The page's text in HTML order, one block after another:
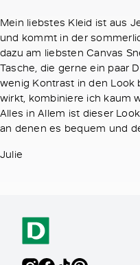
Mein liebstes Kleid ist aus
und kommt in der
dazu am liebsten Canvas
Tasche, die gerne ein paar
wenig Kontrast in den Look
wirkt, kombiniere ich kaum
Alles in Allem ist dieser
an denen es bequem und
Julie